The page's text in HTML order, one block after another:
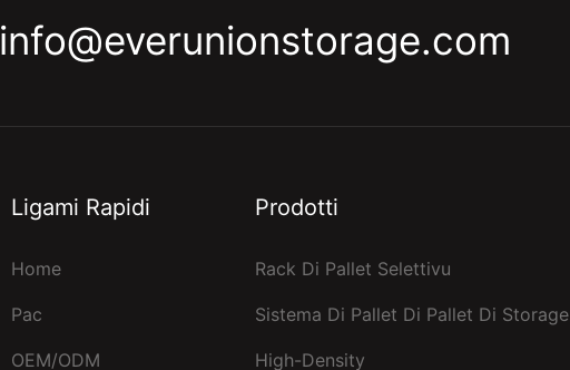
info@everunionstorage.com
Ligami Rapidi
Home
Pac
OEM/ODM
Prodotti
Rack Di Pallet Selettivu
Sistema Di Pallet Di Pallet Di Storage
High-Density